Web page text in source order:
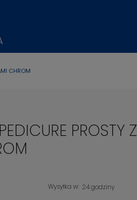
CHROM
PROSTY Z
Wysyłka w: 24 godziny